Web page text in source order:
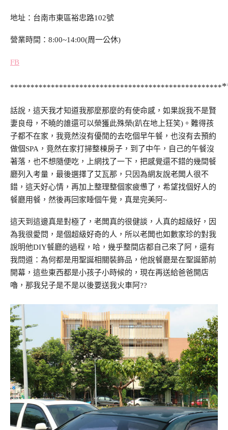
地址：台南市東區裕忠路102號
營業時間： 8:00~14:00(周一公休)
FB
****************************************************
話說，這天我才知道我那麼那麼的有使命感，如果說我不是賢
妻良母，不曉的誰還可以榮獲此殊榮(趴在地上狂笑) 。難得孩
子都不在家，我竟然沒有優閒的去吃個早午餐，也沒有去預約
做個SPA ，竟然在家打掃整棟房子，到了中午，自己的午餐沒
著落，也不想隨便吃，上網找了一下，把感覺還不錯的幾間餐
廳列入考量，最後選擇了艾瓦那，只因為網友說老闆人很不
錯，這天好心情，再加上整理整個家疲憊了，希望找個好人的
餐廳用餐，然後再回家睡個午覺，真是完美阿~
這天到這邊真是對極了，老闆真的很健談，人真的超級好，因
為我很愛問，是個超級好奇的人，所以老闆也如數家珍的對我
說明他DIY餐廳的過程，哈，幾乎整間店都自己來了阿，還有
我問道：為何都是用聖誕相關裝飾品，他說餐廳是在聖誕節前
開幕，這些東西都是小孩子小時候的，現在再送給爸爸開店
嚕，那我兒子是不是以後要送我火車阿 ??